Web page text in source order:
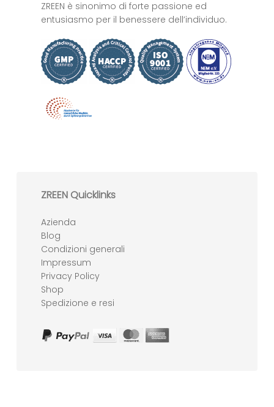
ZREEN è sinonimo di forte passione ed
entusiasmo per il benessere dell’individuo.
ZREEN Quicklinks
Azienda
Blog
Condizioni generali
Impressum
Privacy Policy
Shop
Spedizione e resi